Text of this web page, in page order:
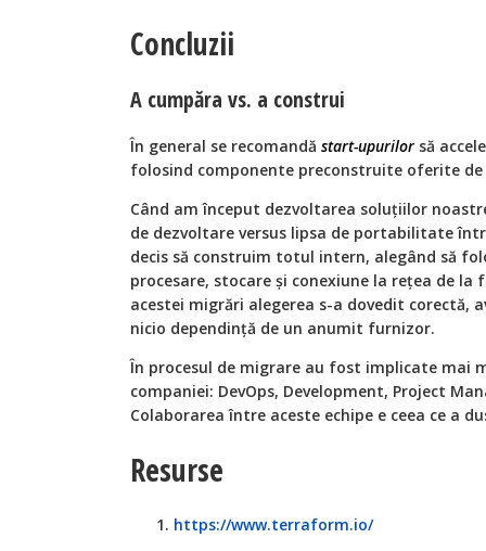
Concluzii
A cumpăra vs. a construi
În general se recomandă start-upurilor să
folosind componente preconstruite oferite
Când am început dezvoltarea soluțiilor
de dezvoltare versus lipsa de portabilitate
decis să construim totul intern, alegând să
procesare, stocare și conexiune la rețea de
acestei migrări alegerea s-a dovedit corectă,
nicio dependință de un anumit furnizor.
În procesul de migrare au fost implicate mai
companiei: DevOps, Development, Project
Colaborarea între aceste echipe e ceea ce a
Resurse
https://www.terraform.io/